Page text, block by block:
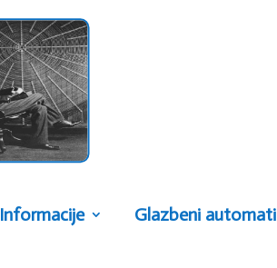
Informacije Glazbeni automati